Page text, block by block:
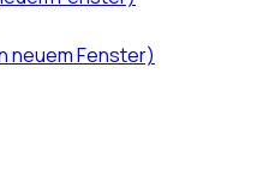
neuem Fenster)